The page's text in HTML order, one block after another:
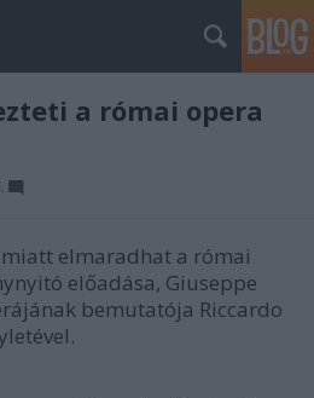
a római opera
miatt elmaradhat a római
előadása, Giuseppe
bemutatója Riccardo